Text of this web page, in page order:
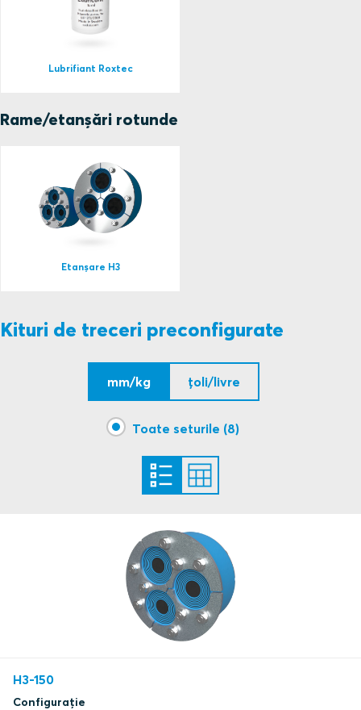
Lubrifiant Roxtec
Rame/etanșări rotunde
Etanșare H3
Kituri de treceri preconfigurate
mm/kg țoli/livre
Toate seturile (8)
H3-150
Configurație